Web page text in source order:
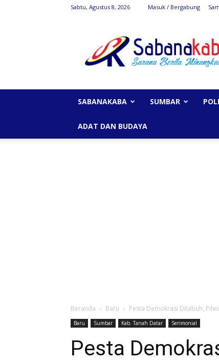
Sabtu, Agustus 8, 2026 Masuk / Bergabung
SABANAKABA SUMBAR
ADAT DAN BUDAYA
Beranda Baru Pesta Demokrasi Ditabuh,
Baru Sumbar Kab. Tanah Datar Serimonial
Pesta